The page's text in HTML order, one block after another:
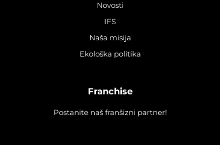
Novosti
IFS
Naša misija
Ekološka politika
Franchise
Postanite naš franšizni partner!